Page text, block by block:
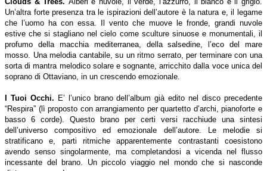
Un’altra forte presenza tra le ispirazioni dell’autore è la natura e, il legame
che l’uomo ha con essa. Il vento che muove le fronde, grandi nuvole
estive che si stagliano nel cielo come sculture sinuose e monumentali, il
profumo della macchia mediterranea, della salsedine, l’eco del mare
mosso. Una melodia cantabile, su un ritmo serrato, per terminare con una
sorta di mantra melodico solare e sognante, arricchito dalla voce unica del
soprano di Ottaviano, in un crescendo emozionale.
I Tuoi Occhi. E’ l’unico brano dell’album già edito nel disco precedente
“Respira” (lì proposto con arrangiamento per quartetto d’archi, pianoforte e
basso 6 corde). Questo brano per certi versi racchiude una sintesi
dell’universo compositivo ed emozionale dell’autore. Le melodie si
stratificano e, parti ritmiche apparentemente contrastanti coesistono
avendo senso singolarmente, ma completandosi a vicenda nel flusso
incessante del brano. Un piccolo viaggio nel mondo che si nasconde